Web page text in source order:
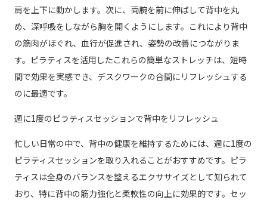
肩を上下に動かします。次に、両腕を前に伸ばして背中を丸
め、深呼吸をしながら胸を開くようにします。これにより背中
の筋肉がほぐれ、血行が促進され、姿勢の改善につながりま
す。ピラティスを活用したこれらの簡単なストレッチは、短時
間で効果を実感でき、デスクワークの合間にリフレッシュする
のに最適です。
週に1度のピラティスセッションで背中をリフレッシュ
忙しい日常の中で、背中の健康を維持するためには、週に1度の
ピラティスセッションを取り入れることがおすすめです。ピラ
ティスは全身のバランスを整えるエクササイズとして知られて
おり、特に背中の筋力強化と柔軟性の向上に効果的です。セッ